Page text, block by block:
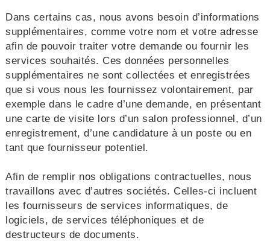
Dans certains cas, nous avons besoin d’informations
supplémentaires, comme votre nom et votre adresse
afin de pouvoir traiter votre demande ou fournir les
services souhaités. Ces données personnelles
supplémentaires ne sont collectées et enregistrées
que si vous nous les fournissez volontairement, par
exemple dans le cadre d’une demande, en présentant
une carte de visite lors d’un salon professionnel, d’un
enregistrement, d’une candidature à un poste ou en
tant que fournisseur potentiel.
Afin de remplir nos obligations contractuelles, nous
travaillons avec d’autres sociétés. Celles-ci incluent
les fournisseurs de services informatiques, de
logiciels, de services téléphoniques et de
destructeurs de documents.